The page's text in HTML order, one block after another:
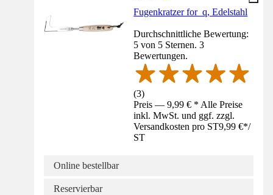
Fugenkratzer for_q, Edelstahl
Durchschnittliche Bewertung:
5 von 5 Sternen. 3
Bewertungen.
(3)
Preis — 9,99 € * Alle Preise
inkl. MwSt. und ggf. zzgl.
Versandkosten pro ST9,99 €*/
ST
Online bestellbar
Reservierbar